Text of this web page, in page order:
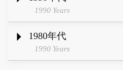
1990 Years
1980年代
1990 Years